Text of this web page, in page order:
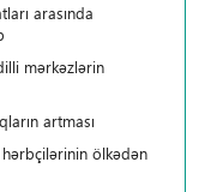
arasında
mərkəzlərin
artması
hərbçilərinin ölkədən